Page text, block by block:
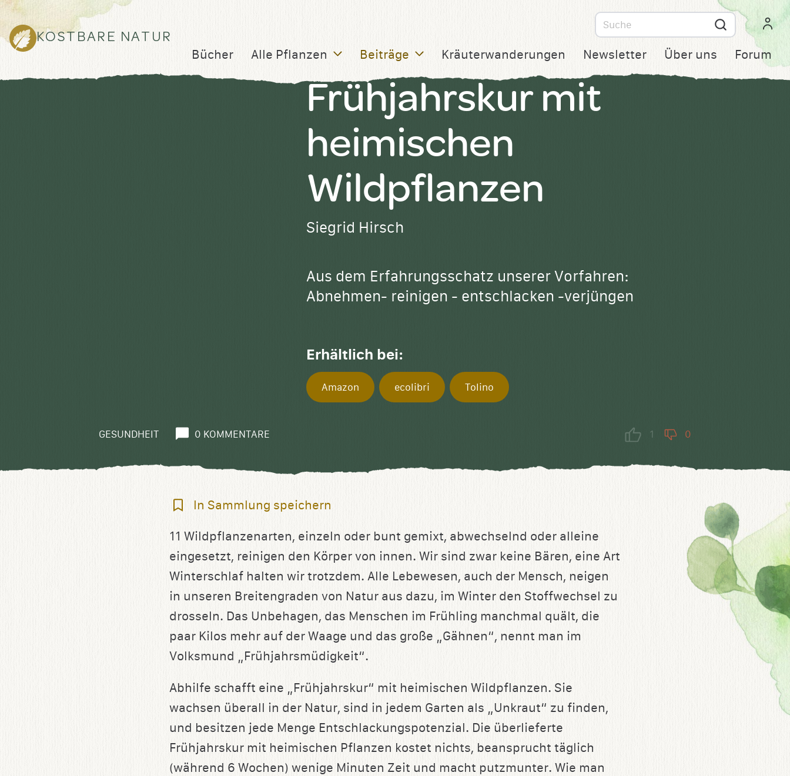
KOSTBARE NATUR
Suche
nach
Bücher Alle Pflanzen Beiträge Kräuterwanderungen Newsletter Über uns Forum
Frühjahrskur mit
heimischen
Wildpflanzen
Siegrid Hirsch
Aus dem Erfahrungsschatz unserer Vorfahren:
Abnehmen- reinigen - entschlacken -verjüngen
Erhältlich bei:
Amazon ecolibri Tolino
GESUNDHEIT 0 KOMMENTARE 1 0
In
speichern
In Sammlung speichern
11 Wildpflanzenarten, einzeln oder bunt gemixt, abwechselnd oder alleine
eingesetzt, reinigen den Körper von innen. Wir sind zwar keine Bären, eine Art
Winterschlaf halten wir trotzdem. Alle Lebewesen, auch der Mensch, neigen
in unseren Breitengraden von Natur aus dazu, im Winter den Stoffwechsel zu
drosseln. Das Unbehagen, das Menschen im Frühling manchmal quält, die
paar Kilos mehr auf der Waage und das große „Gähnen“, nennt man im
Volksmund „Frühjahrsmüdigkeit“.
Abhilfe schafft eine „Frühjahrskur“ mit heimischen Wildpflanzen. Sie
wachsen überall in der Natur, sind in jedem Garten als „Unkraut“ zu finden,
und besitzen jede Menge Entschlackungspotenzial. Die überlieferte
Frühjahrskur mit heimischen Pflanzen kostet nichts, beansprucht täglich
(während 6 Wochen) wenige Minuten Zeit und macht putzmunter. Wie man